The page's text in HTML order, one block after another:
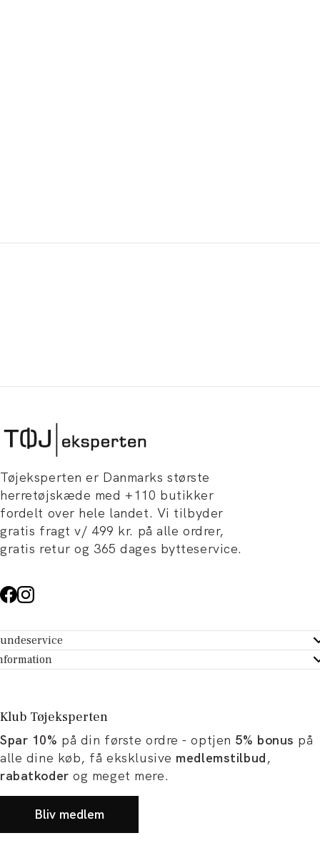
Tøjeksperten er Danmarks største
herretøjskæde med +110 butikker
fordelt over hele landet. Vi tilbyder
gratis fragt v/ 499 kr. på alle ordrer,
gratis retur og 365 dages bytteservice.
- Hjælpecenter
dit køb
Tøjeksperten
og artikler
og karriere
Klub Tøjeksperten
Spar 10% på din første ordre - optjen 5% bonus på
alle dine køb, få eksklusive medlemstilbud,
rabatkoder og meget mere.
Bliv medlem